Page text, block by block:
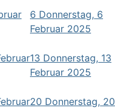
6 Donnerstag, 6
Februar 2025
13 Donnerstag, 13
Februar 2025
20 Donnerstag, 20